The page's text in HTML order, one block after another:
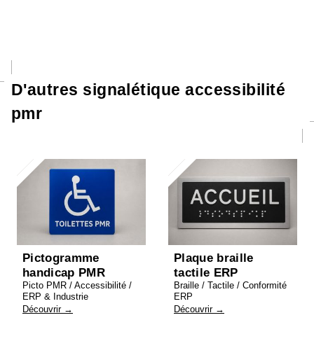
D'autres signalétique accessibilité
pmr
Pictogramme
handicap PMR
Picto PMR / Accessibilité /
ERP & Industrie
Découvrir →
Plaque braille
tactile ERP
Braille / Tactile / Conformité
ERP
Découvrir →